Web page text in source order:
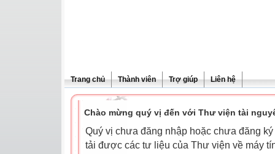
Trang chủ Thành viên Trợ giúp Liên hệ
Chào mừng quý vị đến với Thư viện tài
Quý vị chưa đăng nhập hoặc chưa đăng
tải được các tư liệu của Thư viện về máy